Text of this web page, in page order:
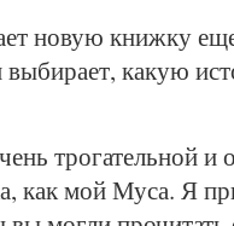
новую книжку
выбирает, какую
трогательной
как мой Муса. Я